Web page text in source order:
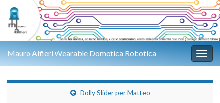
Mauro Alfieri Wearable Domotica Robotica
Dolly Slider per Matteo